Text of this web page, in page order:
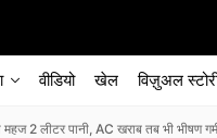
वीडियो खेल विज़ुअल
2 लीटर पानी, AC खराब तब भी भीषण